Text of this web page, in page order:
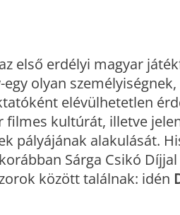
első erdélyi magyar
olyan személyiségnek,
elévülhetetlen
filmes kultúrát, illetve
pályájának alakulását.
Sárga Csikó
között találnak: idén